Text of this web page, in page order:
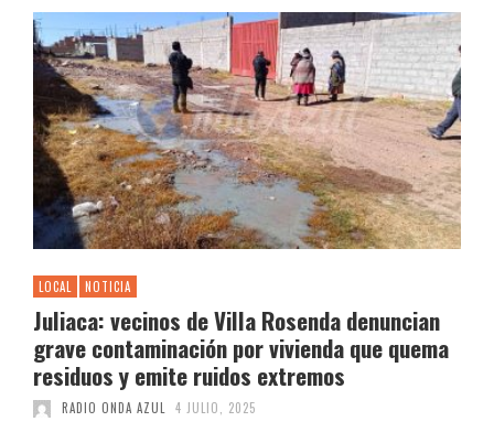
LOCAL NOTICIA
Juliaca: vecinos de Villa Rosenda denuncian
grave contaminación por vivienda que quema
residuos y emite ruidos extremos
RADIO ONDA AZUL 4 JULIO, 2025